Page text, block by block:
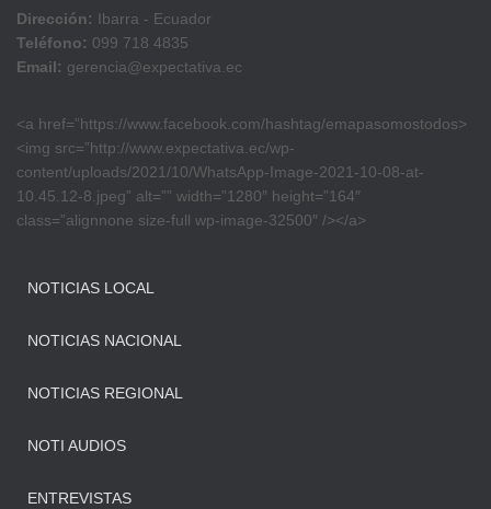
Dirección: Ibarra - Ecuador
Teléfono: 099 718 4835
Email: gerencia@expectativa.ec
<a href=”https://www.facebook.com/hashtag/emapasomostodos>
<img src=”http://www.expectativa.ec/wp-
content/uploads/2021/10/WhatsApp-Image-2021-10-08-at-
10.45.12-8.jpeg” alt=”” width=”1280″ height=”164″
class=”alignnone size-full wp-image-32500″ /></a>
NOTICIAS LOCAL
NOTICIAS NACIONAL
NOTICIAS REGIONAL
NOTI AUDIOS
ENTREVISTAS